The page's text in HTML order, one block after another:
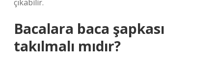
çıkabilir.
Bacalara baca şapkası
takılmalı mıdır?